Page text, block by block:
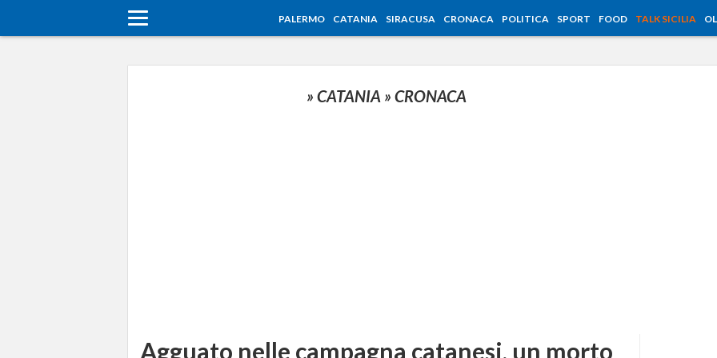
PALERMO CATANIA SIRACUSA CRONACA POLITICA SPORT FOOD TALK SICILIA
» CATANIA » CRONACA
Agguato nelle campagna catanesi, un morto